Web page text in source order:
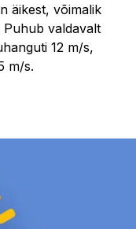
äikest, võimalik
valdavalt
12 m/s,
m/s.